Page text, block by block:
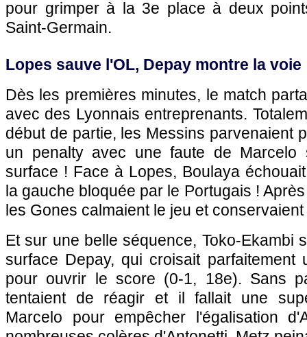
pour grimper à la 3e place à deux
Saint-Germain.
Lopes sauve l'OL, Depay montre la voie
Dès les premières minutes, le match
avec des Lyonnais entreprenants.
début de partie, les Messins parvenaient
un penalty avec une faute de Marcelo
surface ! Face à Lopes, Boulaya
la gauche bloquée par le Portugais !
les Gones calmaient le jeu et
Et sur une belle séquence, Toko-Ekambi
surface Depay, qui croisait parfaitement
pour ouvrir le score (0-1, 18e). Sans
tentaient de réagir et il fallait une
Marcelo pour empêcher l'égalisation